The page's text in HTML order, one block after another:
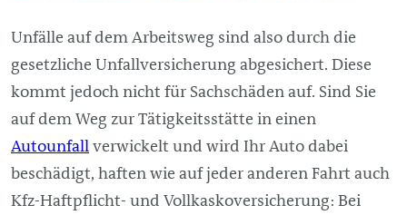
Unfälle auf dem Arbeitsweg sind also durch die
gesetzliche Unfallversicherung abgesichert. Diese
kommt jedoch nicht für Sachschäden auf. Sind Sie
auf dem Weg zur Tätigkeitsstätte in einen
Autounfallverwickelt und wird Ihr Auto dabei
beschädigt, haften wie auf jeder anderen Fahrt auch
Kfz-Haftpflicht- und Vollkaskoversicherung: Bei